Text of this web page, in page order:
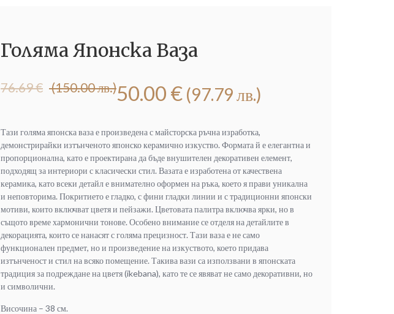
Голяма Японска Ваза
76.69€ (150.00 лв.)
Original
(150.00
лв.).
50.00 € (97.79 лв.)
Текущата
(97.79
лв.).
Тази голяма японска ваза е произведена с майсторска ръчна изработка,
демонстрирайки изтънченото японско керамично изкуство. Формата й е елегантна и
пропорционална, като е проектирана да бъде внушителен декоративен елемент,
подходящ за интериори с класически стил. Вазата е изработена от качествена
керамика, като всеки детайл е внимателно оформен на ръка, което я прави уникална
и неповторима. Покритието е гладко, с фини гладки линии и с традиционни японски
мотиви, които включват цветя и пейзажи. Цветовата палитра включва ярки, но в
същото време хармонични тонове. Особено внимание се отделя на детайлите в
декорацията, които се нанасят с голяма прецизност. Тази ваза е не само
функционален предмет, но и произведение на изкуството, което придава
изтънченост и стил на всяко помещение. Такива вази са използвани в японската
традиция за подреждане на цветя (ikebana), като те се явяват не само декоративни, но
и символични.
Височина – 38 см.